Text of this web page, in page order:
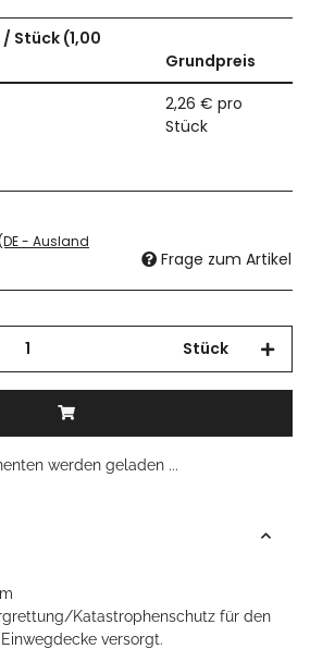
Stück (1,00
Grundpreis
2,26 € pro
Stück
- Ausland
Frage zum Artikel
Stück
werden geladen ...
Katastrophenschutz für den
versorgt.